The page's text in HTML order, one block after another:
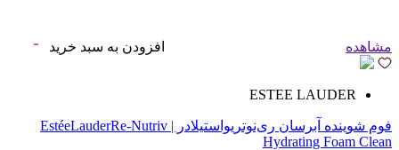
مشاهده افزودن به سبد خرید
ESTEE LAUDER
فوم شوینده آبرسان ری‌نوتریواستیلادر | EstéeLauderRe-Nutriv
Hydrating Foam Clean